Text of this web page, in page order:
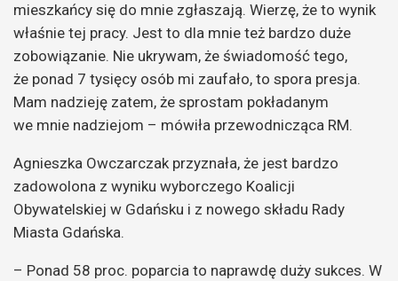
mieszkańcy się do mnie zgłaszają. Wierzę, że to wynik
właśnie tej pracy. Jest to dla mnie też bardzo duże
zobowiązanie. Nie ukrywam, że świadomość tego,
że ponad 7 tysięcy osób mi zaufało, to spora presja.
Mam nadzieję zatem, że sprostam pokładanym
we mnie nadziejom – mówiła przewodnicząca RM.
Agnieszka Owczarczak przyznała, że jest bardzo
zadowolona z wyniku wyborczego Koalicji
Obywatelskiej w Gdańsku i z nowego składu Rady
Miasta Gdańska.
– Ponad 58 proc. poparcia to naprawdę duży sukces. W